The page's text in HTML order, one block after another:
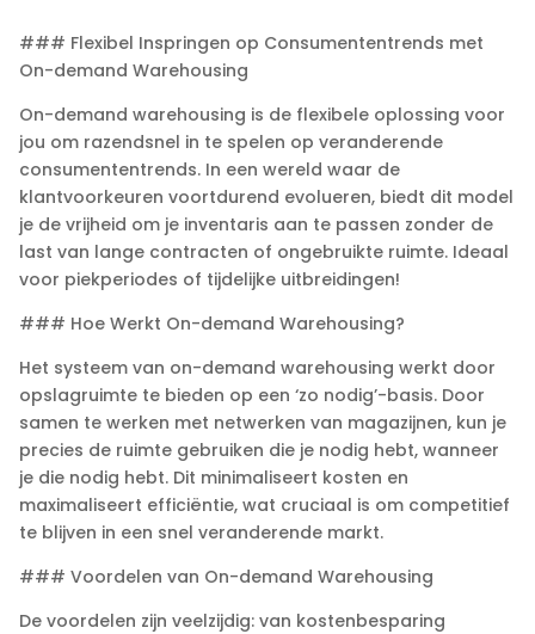
### Flexibel Inspringen op Consumententrends met
On-demand Warehousing
On-demand warehousing is de flexibele oplossing voor
jou om razendsnel in te spelen op veranderende
consumententrends.​ In een wereld waar de
klantvoorkeuren voortdurend evolueren, biedt dit model
je de vrijheid om je inventaris aan te passen zonder de
last van lange contracten of ongebruikte ruimte.​ Ideaal
voor piekperiodes of tijdelijke uitbreidingen!
### Hoe Werkt On-demand Warehousing?
Het systeem van on-demand warehousing werkt door
opslagruimte te bieden op een ‘zo nodig’-basis.​ Door
samen te werken met netwerken van magazijnen, kun je
precies de ruimte gebruiken die je nodig hebt, wanneer
je die nodig hebt.​ Dit minimaliseert kosten en
maximaliseert efficiëntie, wat cruciaal is om competitief
te blijven in een snel veranderende markt.​
### Voordelen van On-demand Warehousing
De voordelen zijn veelzijdig: van kostenbesparing